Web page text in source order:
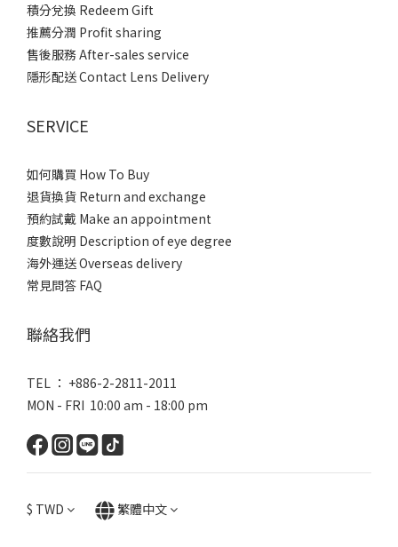
積分兌換 Redeem Gift
推薦分潤 Profit sharing
售後服務 After-sales service
隱形配送 Contact Lens Delivery
SERVICE
如何購買 How To Buy
退貨換貨 Return and exchange
預約試戴 Make an appointment
度數說明 Description of eye degree
海外運送 Overseas delivery
常見問答 FAQ
聯絡我們
TEL ： +886-2-2811-2011
MON - FRI 10:00 am - 18:00 pm
$ TWD 繁體中文